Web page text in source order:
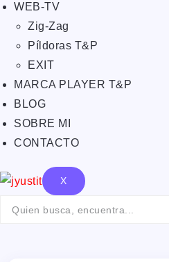
WEB-TV
Zig-Zag
Píldoras T&P
EXIT
MARCA PLAYER T&P
BLOG
SOBRE MI
CONTACTO
X